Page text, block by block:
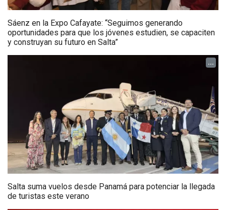
Sáenz en la Expo Cafayate: “Seguimos generando
oportunidades para que los jóvenes estudien, se capaciten
y construyan su futuro en Salta”
...
Salta suma vuelos desde Panamá para potenciar la llegada
de turistas este verano